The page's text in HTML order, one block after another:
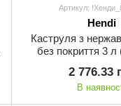
Артикул:
Hendi
Каструля з
без покриття 3
2 776.33
В